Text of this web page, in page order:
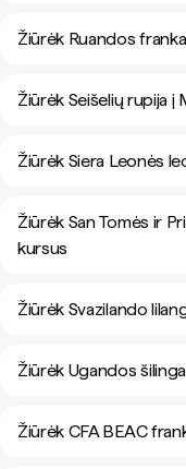
Žiūrėk Ruandos
Žiūrėk Seišelių rupija į
Žiūrėk Siera Leonės
Žiūrėk San Tomės ir
kursus
Žiūrėk Svazilando
Žiūrėk Ugandos
Žiūrėk CFA BEAC